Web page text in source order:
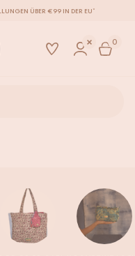
ÜBER €99 IN DER EU*
MARKE DER WELT
GEFERTIGT
VON 1 BIS 2 WERKTAGEN ZU
0